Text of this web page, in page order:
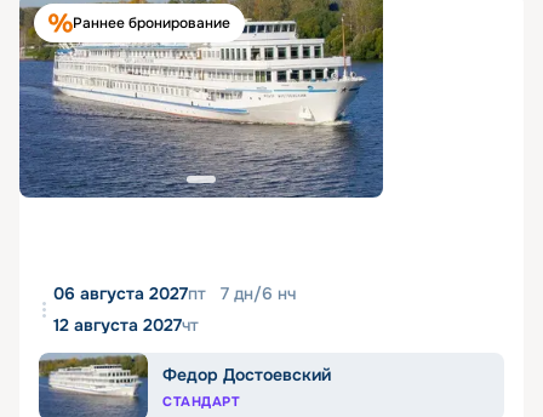
Раннее бронирование
06 августа 2027пт 7 дн/6 нч
12 августа 2027чт
Федор Достоевский
СТАНДАРТ